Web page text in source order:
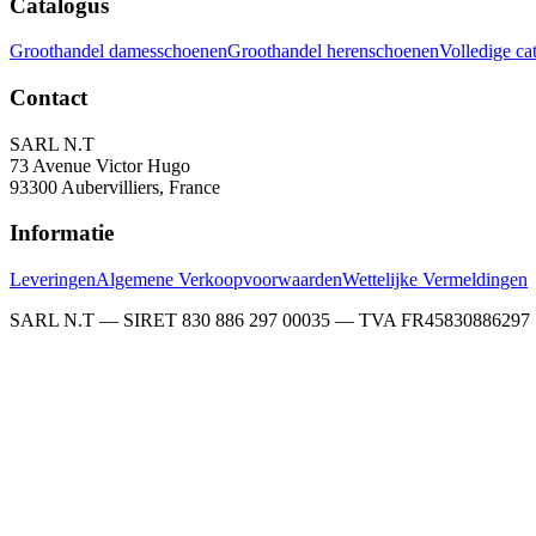
Groothandel damesschoenenGroothandel herenschoenenVolledige
Contact
SARL N.T
73 Avenue Victor Hugo
93300 Aubervilliers, France
Informatie
LeveringenAlgemene VerkoopvoorwaardenWettelijke Vermeldingen
SARL N.T — SIRET 830 886 297 00035 — TVA FR45830886297